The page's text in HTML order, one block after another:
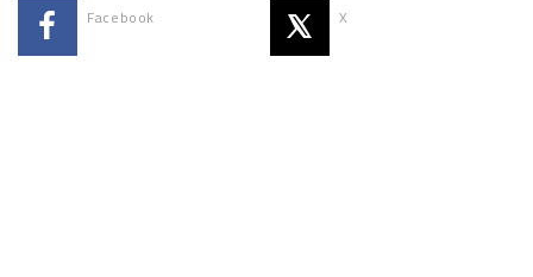
Facebook X